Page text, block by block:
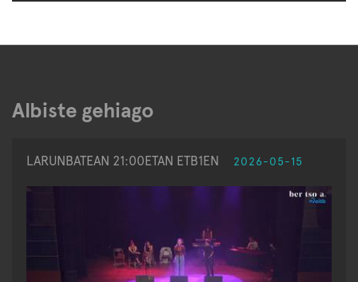
Albiste gehiago
LARUNBATEAN 21:00ETAN ETB1EN 2026-05-15